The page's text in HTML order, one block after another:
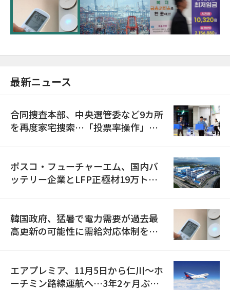
に需給対応体制を点検
最新ニュース
合同捜査本部、中央選管委など9カ所
を再度家宅捜索…「投票率操作」の
ポスコ・フューチャーエム、国内バ
ッテリー企業とLFP正極材19万トン
韓国政府、猛暑で電力需要が過去最
高更新の可能性に需給対応体制を点
エアプレミア、11月5日から仁川〜ホ
ーチミン路線運航へ…3年2ヶ月ぶり